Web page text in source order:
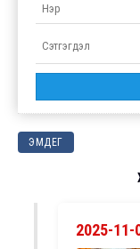
ЭМДЕГ
2025-11-